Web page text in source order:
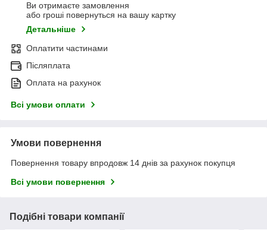
Ви отримаєте замовлення
або гроші повернуться на вашу картку
Детальніше
Оплатити частинами
Післяплата
Оплата на рахунок
Всі умови оплати
Умови повернення
Повернення товару впродовж 14 днів за рахунок покупця
Всі умови повернення
Подібні товари компанії